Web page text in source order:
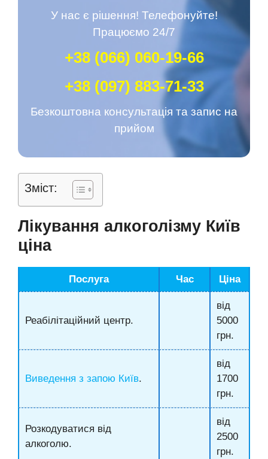
У нас є рішення! Телефонуйте!
Працюємо 24/7
+38 (066) 060-19-66
+38 (097) 883-71-33
Безкоштовна консультація та запис на
прийом
Зміст:
Лікування алкоголізму Київ
ціна
Послуга Час Ціна
Реабілітаційний центр.
від
5000
грн.
Виведення з запою Київ.
від
1700
грн.
Розкодуватися від
алкоголю.
від
2500
грн.